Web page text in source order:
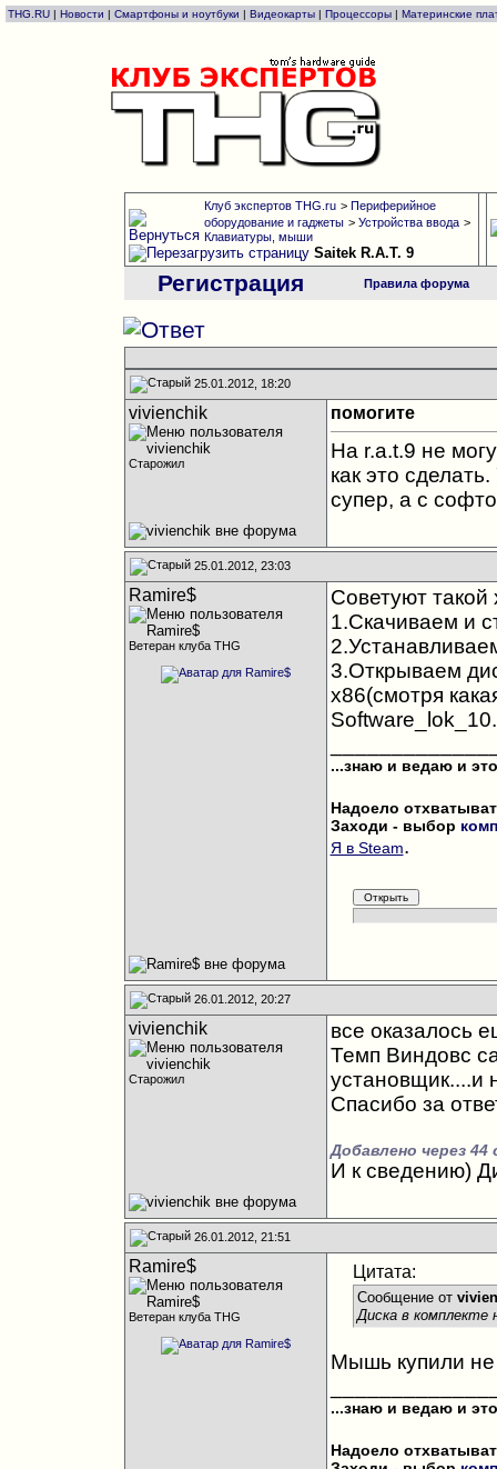
THG.RU | Новости | Смартфоны и ноутбуки | Видеокарты | Процессоры | Материнские
Клуб экспертов THG.ru > Периферийное
оборудование и гаджеты > Устройства ввода >
Клавиатуры, мыши
Saitek R.A.T. 9
Регистрация Правила форума
25.01.2012, 18:20
vivienchik
Старожил
помогите
На r.a.t.9 не
как это
супер, а с
25.01.2012, 23:03
Ramire$
Ветеран клуба THG
Советуют такой
1.Скачиваем и
3.Открываем
х86(смотря
...знаю и ведаю и
Надоело
Заходи - выбор
Я в Steam.
26.01.2012, 20:27
vivienchik
Старожил
все оказалось
Темп Виндовс
установщик....и
Спасибо за
Добавлено через 44
И к сведению)
26.01.2012, 21:51
Ramire$
Ветеран клуба THG
Цитата:
Сообщение от
Диска в комплекте
Мышь купили
...знаю и ведаю и
Надоело